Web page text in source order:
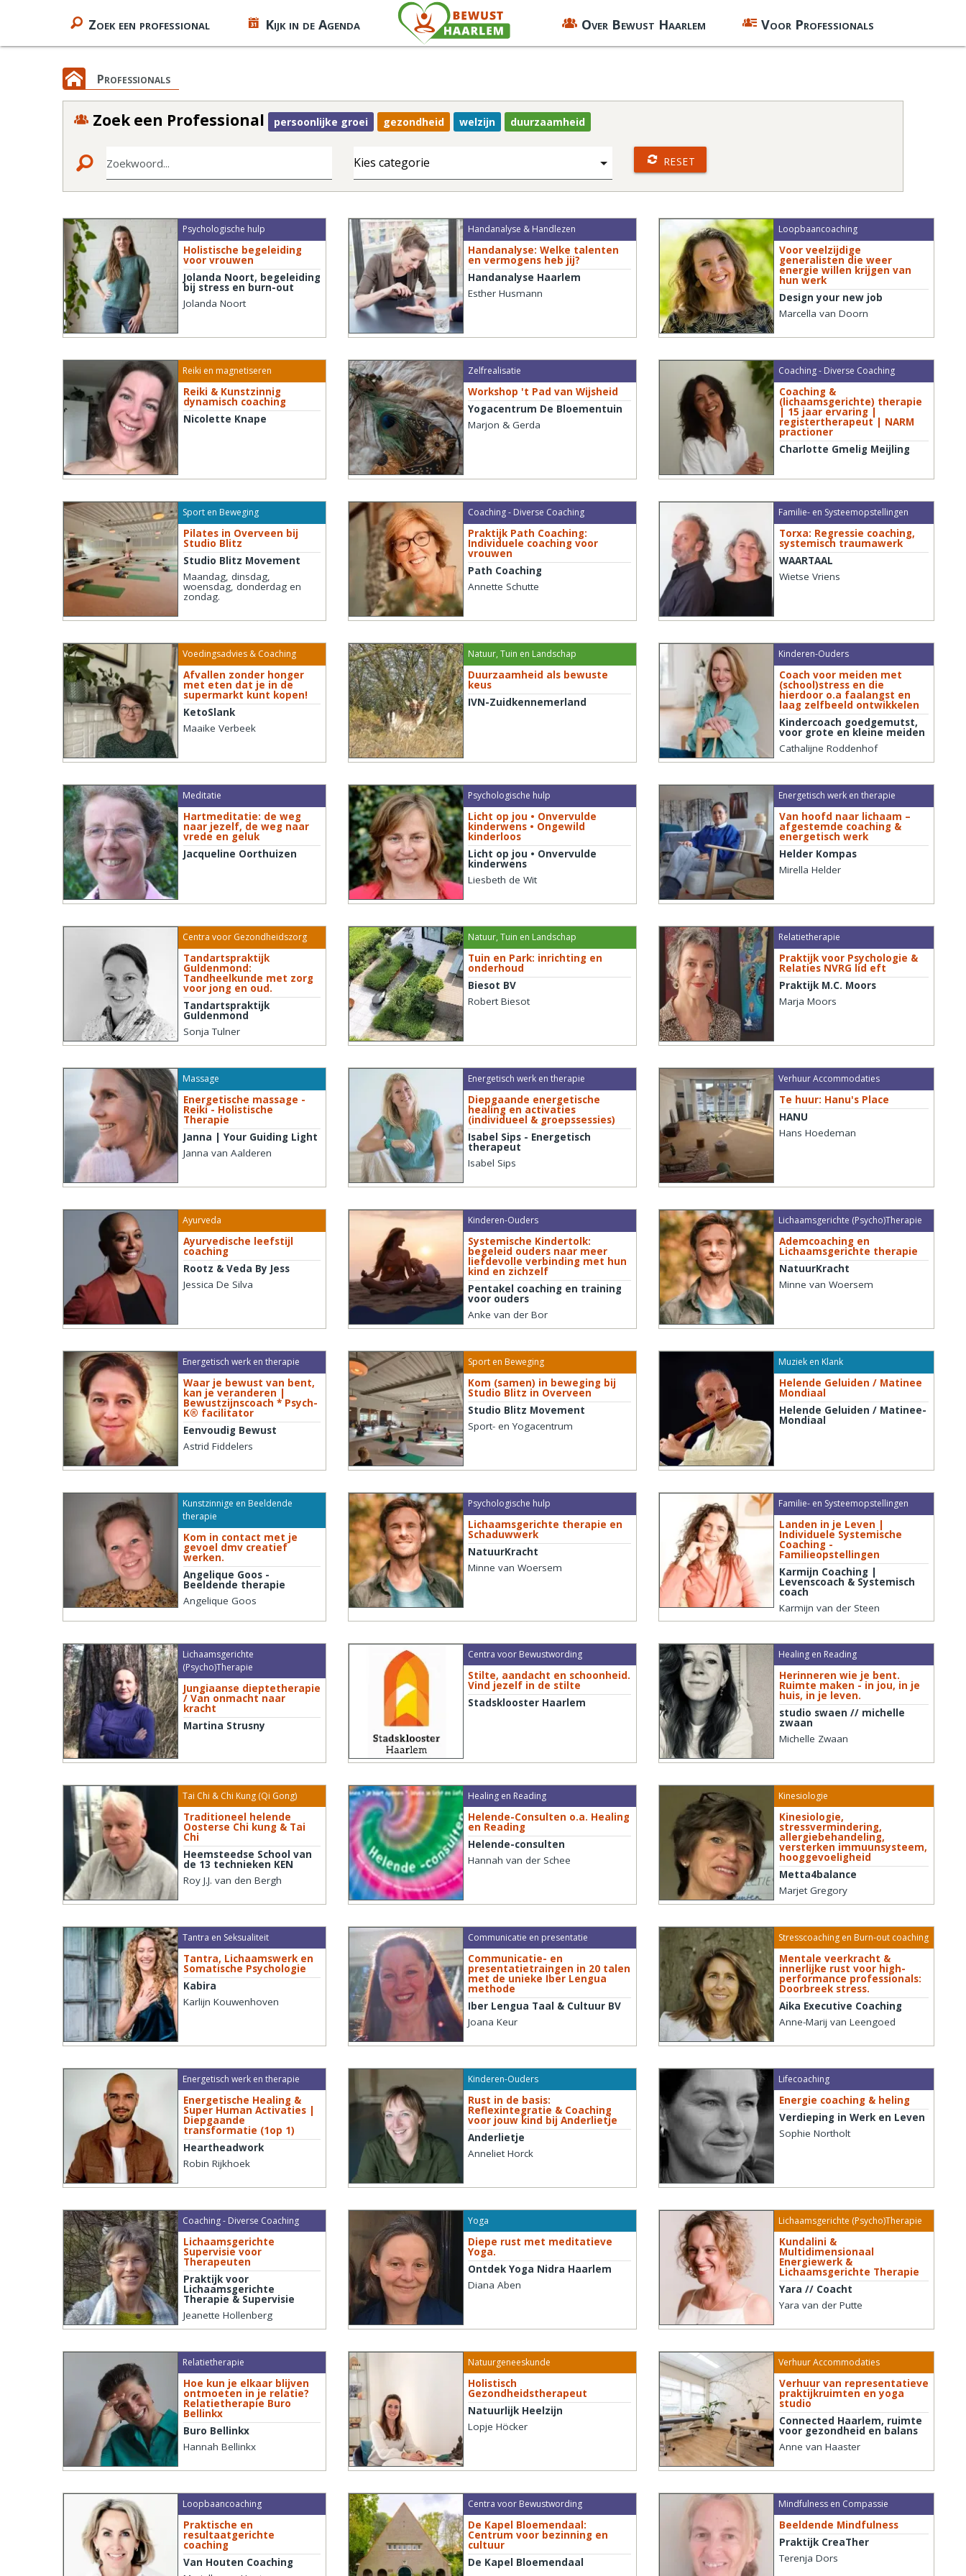
Zoek een professional Kijk in de Agenda Over Bewust Haarlem Voor Professionals
Professionals
Zoek een Professional persoonlijke groei gezondheid welzijn duurzaamheid
Zoekwoord... RESET
Psychologische hulp
Holistische begeleiding
voor vrouwen
Jolanda Noort, begeleiding
bij stress en burn-out
Jolanda Noort
Handanalyse & Handlezen
Handanalyse: Welke talenten
en vermogens heb jij?
Handanalyse Haarlem
Esther Husmann
Loopbaancoaching
Voor veelzijdige
generalisten die weer
energie willen krijgen van
hun werk
Design your new job
Marcella van Doorn
Reiki en magnetiseren
Reiki & Kunstzinnig
dynamisch coaching
Nicolette Knape
Zelfrealisatie
Workshop 't Pad van Wijsheid
Yogacentrum De Bloementuin
Marjon & Gerda
Coaching - Diverse Coaching
Coaching &
(lichaamsgerichte) therapie
| 15 jaar ervaring |
registertherapeut | NARM
practioner
Charlotte Gmelig Meijling
Sport en Beweging
Pilates in Overveen bij
Studio Blitz
Studio Blitz Movement
Maandag, dinsdag,
woensdag, donderdag en
zondag.
Coaching - Diverse Coaching
Praktijk Path Coaching:
Individuele coaching voor
vrouwen
Path Coaching
Annette Schutte
Familie- en Systeemopstellingen
Torxa: Regressie coaching,
systemisch traumawerk
WAARTAAL
Wietse Vriens
Voedingsadvies & Coaching
Afvallen zonder honger
met eten dat je in de
supermarkt kunt kopen!
KetoSlank
Maaike Verbeek
Natuur, Tuin en Landschap
Duurzaamheid als bewuste
keus
IVN-Zuidkennemerland
Kinderen-Ouders
Coach voor meiden met
(school)stress en die
hierdoor o.a faalangst en
laag zelfbeeld ontwikkelen
Kindercoach goedgemutst,
voor grote en kleine meiden
Cathalijne Roddenhof
Meditatie
Hartmeditatie: de weg
naar jezelf, de weg naar
vrede en geluk
Jacqueline Oorthuizen
Psychologische hulp
Licht op jou • Onvervulde
kinderwens • Ongewild
kinderloos
Licht op jou • Onvervulde
kinderwens
Liesbeth de Wit
Energetisch werk en therapie
Van hoofd naar lichaam –
afgestemde coaching &
energetisch werk
Helder Kompas
Mirella Helder
Centra voor Gezondheidszorg
Tandartspraktijk
Guldenmond:
Tandheelkunde met zorg
voor jong en oud.
Tandartspraktijk
Guldenmond
Sonja Tulner
Natuur, Tuin en Landschap
Tuin en Park: inrichting en
onderhoud
Biesot BV
Robert Biesot
Relatietherapie
Praktijk voor Psychologie &
Relaties NVRG lid eft
Praktijk M.C. Moors
Marja Moors
Massage
Energetische massage -
Reiki - Holistische
Therapie
Janna | Your Guiding Light
Janna van Aalderen
Energetisch werk en therapie
Diepgaande energetische
healing en activaties
(individueel & groepssessies)
Isabel Sips - Energetisch
therapeut
Isabel Sips
Verhuur Accommodaties
Te huur: Hanu's Place
HANU
Hans Hoedeman
Ayurveda
Ayurvedische leefstijl
coaching
Rootz & Veda By Jess
Jessica De Silva
Kinderen-Ouders
Systemische Kindertolk:
begeleid ouders naar meer
liefdevolle verbinding met hun
kind en zichzelf
Pentakel coaching en training
voor ouders
Anke van der Bor
Lichaamsgerichte (Psycho)Therapie
Ademcoaching en
Lichaamsgerichte therapie
NatuurKracht
Minne van Woersem
Energetisch werk en therapie
Waar je bewust van bent,
kan je veranderen |
Bewustzijnscoach * Psych-
K® facilitator
Eenvoudig Bewust
Astrid Fiddelers
Sport en Beweging
Kom (samen) in beweging bij
Studio Blitz in Overveen
Studio Blitz Movement
Sport- en Yogacentrum
Muziek en Klank
Helende Geluiden / Matinee
Mondiaal
Helende Geluiden / Matinee-
Mondiaal
Kunstzinnige en Beeldende
therapie
Kom in contact met je
gevoel dmv creatief
werken.
Angelique Goos -
Beeldende therapie
Angelique Goos
Psychologische hulp
Lichaamsgerichte therapie en
Schaduwwerk
NatuurKracht
Minne van Woersem
Familie- en Systeemopstellingen
Landen in je Leven |
Individuele Systemische
Coaching -
Familieopstellingen
Karmijn Coaching |
Levenscoach & Systemisch
coach
Karmijn van der Steen
Lichaamsgerichte
(Psycho)Therapie
Jungiaanse dieptetherapie
/ Van onmacht naar
kracht
Martina Strusny
Centra voor Bewustwording
Stilte, aandacht en schoonheid.
Vind jezelf in de stilte
Stadsklooster Haarlem
Healing en Reading
Herinneren wie je bent.
Ruimte maken - in jou, in je
huis, in je leven.
studio swaen // michelle
zwaan
Michelle Zwaan
Tai Chi & Chi Kung (Qi Gong)
Traditioneel helende
Oosterse Chi kung & Tai
Chi
Heemsteedse School van
de 13 technieken KEN
Roy J.J. van den Bergh
Healing en Reading
Helende-Consulten o.a. Healing
en Reading
Helende-consulten
Hannah van der Schee
Kinesiologie
Kinesiologie,
stressvermindering,
allergiebehandeling,
versterken immuunsysteem,
hooggevoeligheid
Metta4balance
Marjet Gregory
Tantra en Seksualiteit
Tantra, Lichaamswerk en
Somatische Psychologie
Kabira
Karlijn Kouwenhoven
Communicatie en presentatie
Communicatie- en
presentatietraingen in 20 talen
met de unieke Iber Lengua
methode
Iber Lengua Taal & Cultuur BV
Joana Keur
Stresscoaching en Burn-out coaching
Mentale veerkracht &
innerlijke rust voor high-
performance professionals:
Doorbreek stress.
Aika Executive Coaching
Anne-Marij van Leengoed
Energetisch werk en therapie
Energetische Healing &
Super Human Activaties |
Diepgaande
transformatie (1op 1)
Heartheadwork
Robin Rijkhoek
Kinderen-Ouders
Rust in de basis:
Reflexintegratie & Coaching
voor jouw kind bij Anderlietje
Anderlietje
Anneliet Horck
Lifecoaching
Energie coaching & heling
Verdieping in Werk en Leven
Sophie Northolt
Coaching - Diverse Coaching
Lichaamsgerichte
Supervisie voor
Therapeuten
Praktijk voor
Lichaamsgerichte
Therapie & Supervisie
Jeanette Hollenberg
Yoga
Diepe rust met meditatieve
Yoga.
Ontdek Yoga Nidra Haarlem
Diana Aben
Lichaamsgerichte (Psycho)Therapie
Kundalini &
Multidimensionaal
Energiewerk &
Lichaamsgerichte Therapie
Yara // Coacht
Yara van der Putte
Relatietherapie
Hoe kun je elkaar blijven
ontmoeten in je relatie?
Relatietherapie Buro
Bellinkx
Buro Bellinkx
Hannah Bellinkx
Natuurgeneeskunde
Holistisch
Gezondheidstherapeut
Natuurlijk Heelzijn
Lopje Höcker
Verhuur Accommodaties
Verhuur van representatieve
praktijkruimten en yoga
studio
Connected Haarlem, ruimte
voor gezondheid en balans
Anne van Haaster
Loopbaancoaching
Praktische en
resultaatgerichte
coaching
Van Houten Coaching
Centra voor Bewustwording
De Kapel Bloemendaal:
Centrum voor bezinning en
cultuur
De Kapel Bloemendaal
Mindfulness en Compassie
Beeldende Mindfulness
Praktijk CreaTher
Terenja Dors